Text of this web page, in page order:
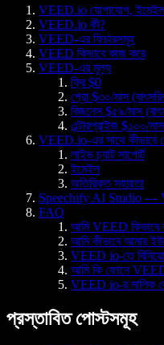
VEED.io যোগাযোগ,
VEED.io কী?
VEED-এর ফিচারসমূহ
VEED কিভাবে কাজ করে
VEED-এর মূল্য
ফ্রি $0
প্রো $৩০/মাস
বিজনেস $৫৯/মাস
এন্টারপ্রাইজ $১০০/
VEED.io-এর সাথে কীভাবে
লাইভ চ্যাট সাপোর্ট
ইমেইল
অতিরিক্ত সহায়তা
Speechify AI Studio —
FAQ
আমি VEED কিভাবে
আমি কীভাবে আমার
VEED io-তে
আমি কি ফোনে VEED
VEED io-র মালিক
প্রস্তাবিত পোস্টসমূহ